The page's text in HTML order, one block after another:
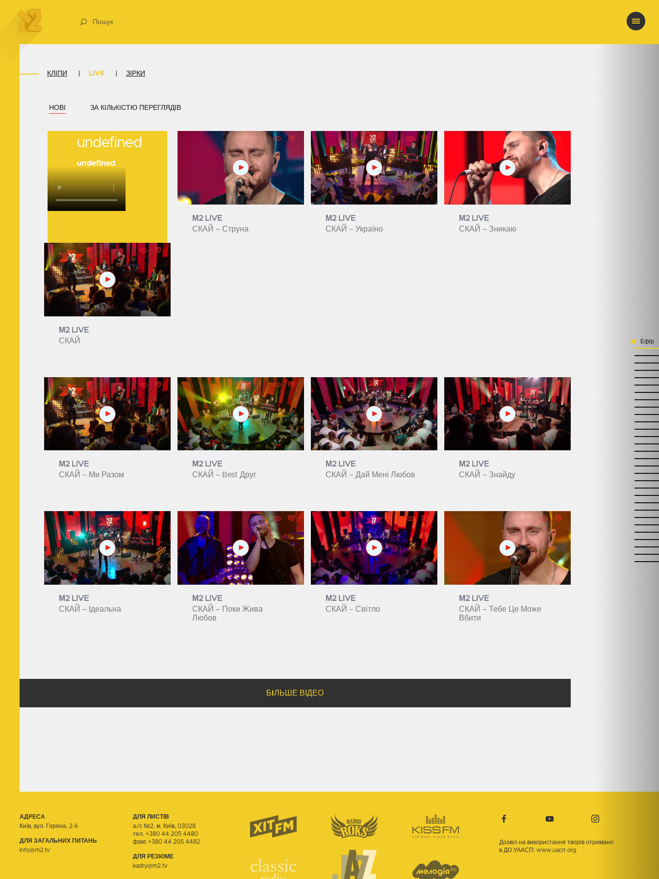
Пошук
КЛІПИ LIVE ЗІРКИ
НОВІ ЗА КІЛЬКІСТЮ ПЕРЕГЛЯДІВ
undefined
undefined
М2 LIVE
СКАЙ
М2 LIVE
СКАЙ – Струна
М2 LIVE
СКАЙ – Україно
М2 LIVE
СКАЙ – Зникаю
М2 LIVE
СКАЙ – Ми Разом
М2 LIVE
СКАЙ – Best Друг
М2 LIVE
СКАЙ – Дай Мені Любов
М2 LIVE
СКАЙ – Знайду
М2 LIVE
СКАЙ – Ідеальна
М2 LIVE
СКАЙ – Поки Жива
Любов
М2 LIVE
СКАЙ – Світло
М2 LIVE
СКАЙ – Тебе Це Може
Вбити
БIЛЬШЕ ВІДЕО
Ефір
АДРЕСА
Київ, вул. Горяна, 2-б
ДЛЯ ЗАГАЛЬНИХ ПИТАНЬ
info@m2.tv
ДЛЯ ЛИСТІВ
а/с №2, м. Київ, 03028
тел. +380 44 205 4480
факс +380 44 205 4482
ДЛЯ РЕЗЮМЕ
kadry@m2.tv
Дозвіл на використання творів отримано
в ДО УААСП: www.uacrr.org